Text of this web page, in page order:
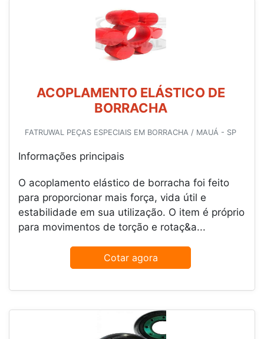
ACOPLAMENTO ELÁSTICO DE
BORRACHA
FATRUWAL PEÇAS ESPECIAIS EM BORRACHA / MAUÁ - SP
Informações principais
O acoplamento elástico de borracha foi feito
para proporcionar mais força, vida útil e
estabilidade em sua utilização. O item é próprio
para movimentos de torção e rotaç&a...
Cotar agora